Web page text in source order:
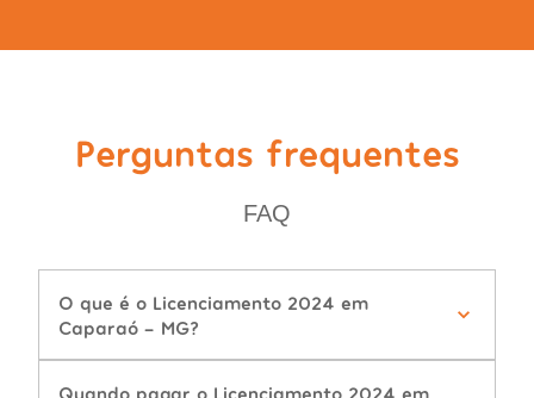
Perguntas frequentes
FAQ
O que é o Licenciamento 2024 em
Caparaó - MG?
Quando pagar o Licenciamento 2024 em